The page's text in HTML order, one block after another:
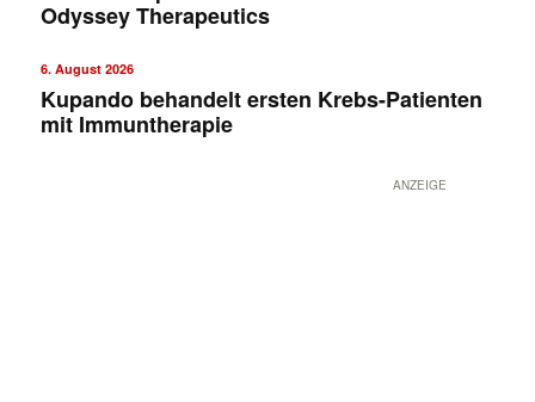
Odyssey Therapeutics
6. August 2026
Kupando behandelt ersten Krebs-Patienten
mit Immuntherapie
ANZEIGE